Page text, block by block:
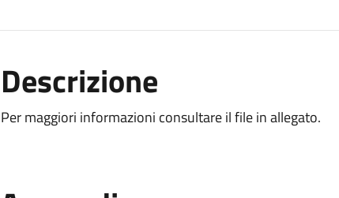
Descrizione
Per maggiori informazioni consultare il file in allegato.